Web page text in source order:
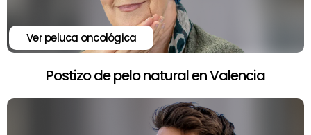
Ver peluca oncológica
Postizo de pelo natural en Valencia